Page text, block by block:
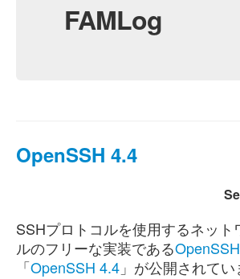
FAMLog
OpenSSH 4.4
SSHプロトコルを使用するネット
ルのフリーな実装であるOpenSSH
「OpenSSH 4.4 」が公開されてい